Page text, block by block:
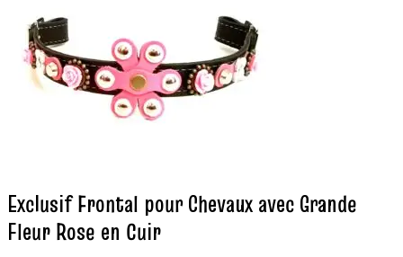
Exclusif Frontal pour Chevaux avec Grande
Fleur Rose en Cuir